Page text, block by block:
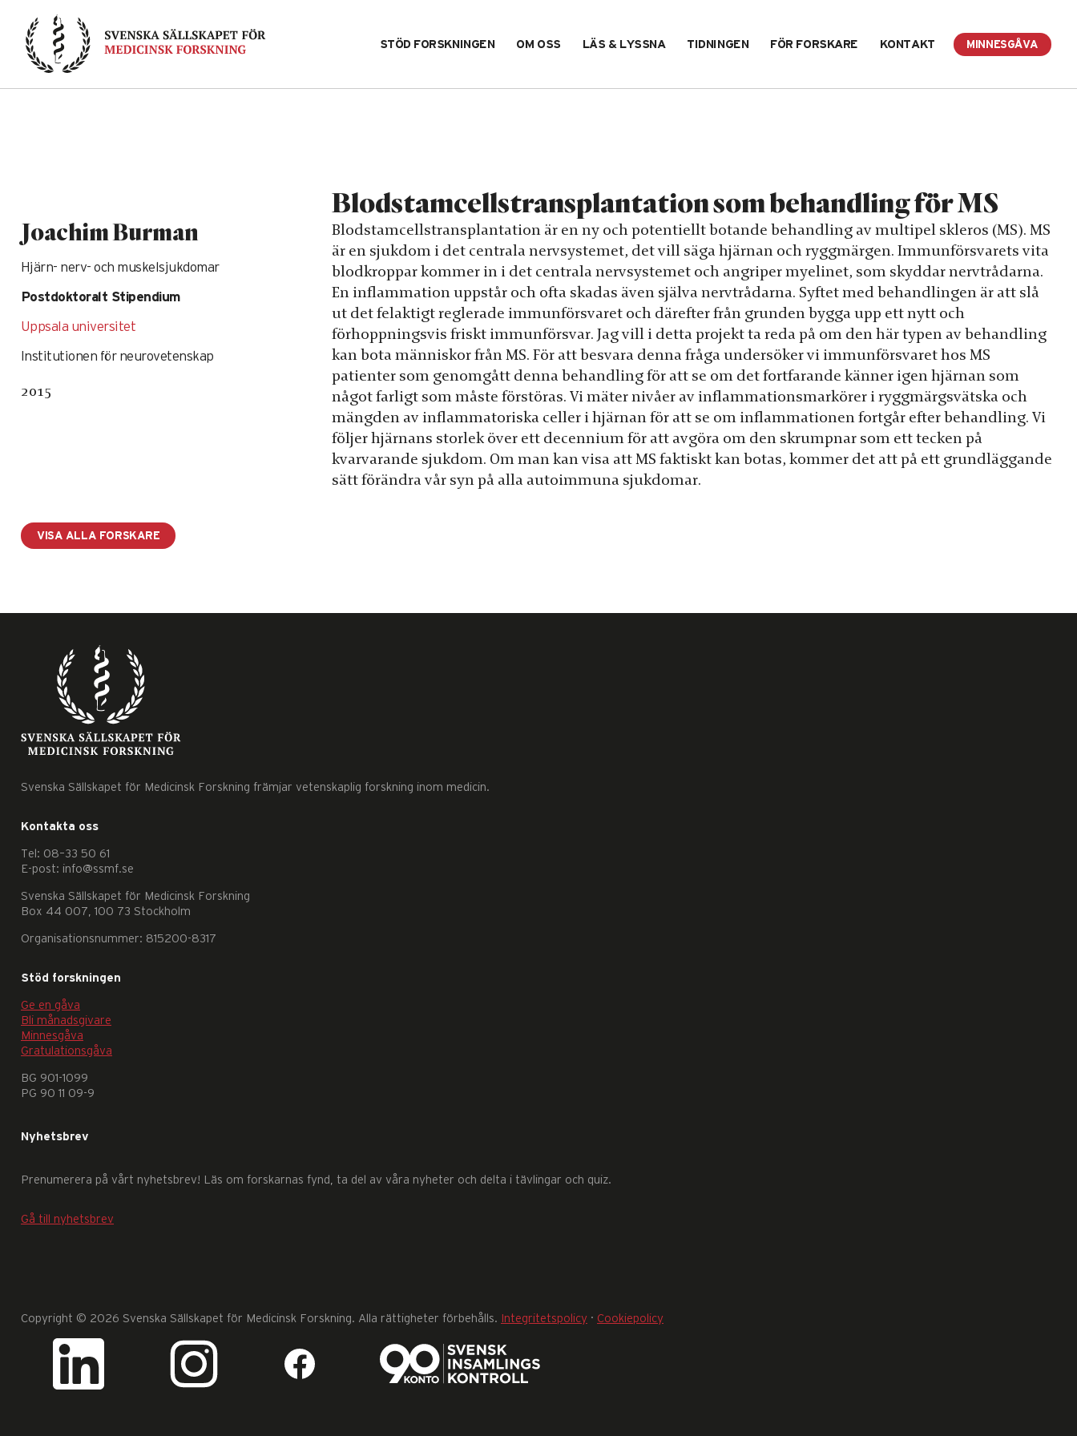
content
STÖD FORSKNINGEN OM OSS LÄS & LYSSNA TIDNINGEN FÖR FORSKARE KONTAKT MINNESGÅVA
Joachim Burman
Hjärn- nerv- och muskelsjukdomar
Postdoktoralt Stipendium
Uppsala universitet
Institutionen för neurovetenskap
2015
Blodstamcellstransplantation som behandling för MS
Blodstamcellstransplantation är en ny och potentiellt botande behandling av multipel skleros (MS). MS
är en sjukdom i det centrala nervsystemet, det vill säga hjärnan och ryggmärgen. Immunförsvarets vita
blodkroppar kommer in i det centrala nervsystemet och angriper myelinet, som skyddar nervtrådarna.
En inflammation uppstår och ofta skadas även själva nervtrådarna. Syftet med behandlingen är att slå
ut det felaktigt reglerade immunförsvaret och därefter från grunden bygga upp ett nytt och
förhoppningsvis friskt immunförsvar. Jag vill i detta projekt ta reda på om den här typen av behandling
kan bota människor från MS. För att besvara denna fråga undersöker vi immunförsvaret hos MS
patienter som genomgått denna behandling för att se om det fortfarande känner igen hjärnan som
något farligt som måste förstöras. Vi mäter nivåer av inflammationsmarkörer i ryggmärgsvätska och
mängden av inflammatoriska celler i hjärnan för att se om inflammationen fortgår efter behandling. Vi
följer hjärnans storlek över ett decennium för att avgöra om den skrumpnar som ett tecken på
kvarvarande sjukdom. Om man kan visa att MS faktiskt kan botas, kommer det att på ett grundläggande
sätt förändra vår syn på alla autoimmuna sjukdomar.
VISA ALLA FORSKARE
Svenska Sällskapet för Medicinsk Forskning främjar vetenskaplig forskning inom medicin.
Kontakta oss
Tel: 08–33 50 61
E-post: info@ssmf.se
Svenska Sällskapet för Medicinsk Forskning
Box 44 007, 100 73 Stockholm
Organisationsnummer: 815200-8317
Stöd forskningen
Ge en gåva
Bli månadsgivare
Minnesgåva
Gratulationsgåva
BG 901-1099
PG 90 11 09-9
Nyhetsbrev
Prenumerera på vårt nyhetsbrev! Läs om forskarnas fynd, ta del av våra nyheter och delta i tävlingar och quiz.
Gå till nyhetsbrev
Copyright © 2026 Svenska Sällskapet för Medicinsk Forskning. Alla rättigheter förbehålls. Integritetspolicy · Cookiepolicy
Nödvändiga
Dessa
kakor
går
inte
välja
bort.
De
behövs
för
att
hemsidan
huvud
ska
Statistik
ska
kunna
förbättra
hemsidans
funktionalitet